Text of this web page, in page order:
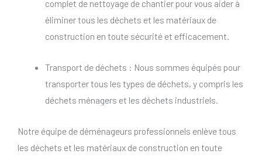
complet de nettoyage de chantier pour vous aider à
éliminer tous les déchets et les matériaux de
construction en toute sécurité et efficacement.
Transport de déchets : Nous sommes équipés pour
transporter tous les types de déchets, y compris les
déchets ménagers et les déchets industriels.
Notre équipe de déménageurs professionnels enlève tous
les déchets et les matériaux de construction en toute